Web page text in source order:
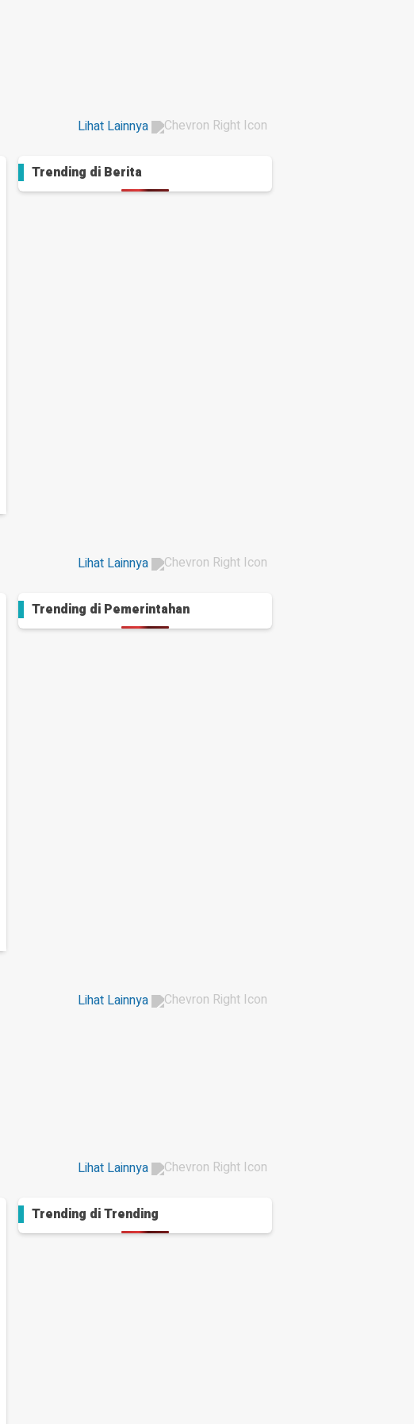
Lihat Lainnya
Trending di Berita
Lihat Lainnya
Trending di Pemerintahan
Lihat Lainnya
Lihat Lainnya
Trending diTrending